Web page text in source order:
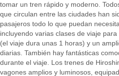
tomar un tren rápido y moderno.
que circulan entre las ciudades han
pasajeros todo lo que puedan
incluyendo varias clases de viaje
(el viaje dura unas 1 horas) y un
diarias. También hay fantásticas
durante el viaje. Los trenes de
vagones amplios y luminosos,